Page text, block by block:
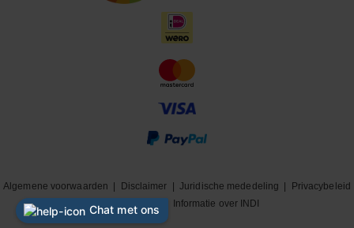
Algemene voorwaarden Disclaimer |Juridische mededeling
Privacybeleid
|
Cookiebeleid Informatie over INDI